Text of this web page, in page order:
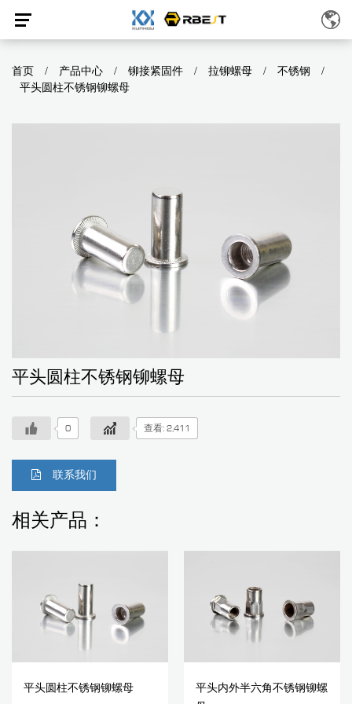
首页 / 产品中心 / 铆接紧固件 / 拉铆螺母 / 不锈钢
/
平头圆柱不锈钢铆螺母
平头圆柱不锈钢铆螺母
0 查看: 2,411
联系我们
相关产品：
平头圆柱不锈钢铆螺母
平头内外半六角不锈钢铆螺